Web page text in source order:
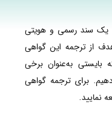
یک سند رسمی و هویتی
از ترجمه این گواهی
بایستی به‌عنوان برخی
برای ترجمه گواهی
نمایید.